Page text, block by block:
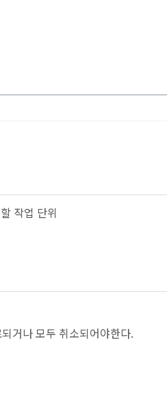
작업 단위
거나 모두 취소되어야한다.